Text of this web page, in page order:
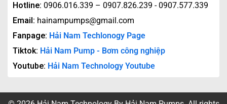
Hotline: 0906.016.339 – 0907.826.239 - 0907.577.339
Email: hainampumps@gmail.com
Fanpage: Hải Nam Techlonogy Page
Tiktok: Hải Nam Pump - Bơm công nghiệp
Youtube: Hải Nam Technology Youtube